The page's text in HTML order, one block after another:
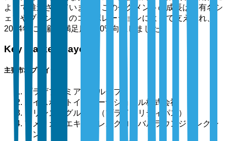
よって推進されています。このセグメントの成長は、有名シ
ェフやブランドとのコラボレーションによって支えられ、
2024年には顧客満足度が20%向上しました。
Key Market Players
主要市場プレイヤー
プラザプレミアムグループ
スイスポートインターナショナル株式会社
コリンズングループ（プライオリティパス）
アメリカンエキスプレスグローバルラウンジコレクシ
ョン